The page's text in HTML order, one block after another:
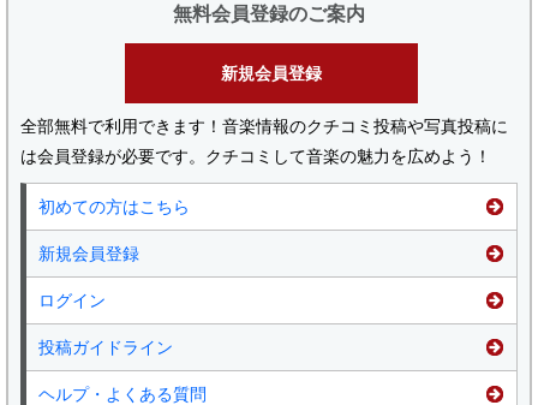
無料会員登録のご案内
新規会員登録
全部無料で利用できます！音楽情報のクチコミ投稿や写真投稿に
は会員登録が必要です。クチコミして音楽の魅力を広めよう！
初めての方はこちら
新規会員登録
ログイン
投稿ガイドライン
ヘルプ・よくある質問